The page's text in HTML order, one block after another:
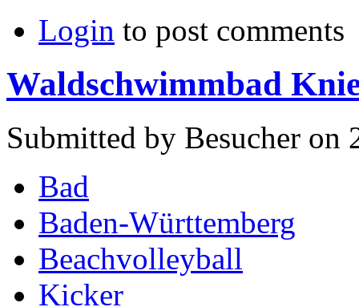
Login to post comments
Waldschwimmbad
Submitted by Besucher on
Bad
Baden-Württemberg
Beachvolleyball
Kicker